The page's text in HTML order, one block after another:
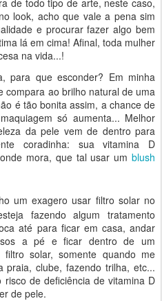
de todo tipo de arte, neste caso,
look, acho que vale a pena sim
e procurar fazer algo bem
lá em cima! Afinal, toda mulher
na vida...!
para que esconder? Em minha
compara ao brilho natural de uma
é tão bonita assim, a chance de
só aumenta... Melhor
da pele vem de dentro para
coradinha: sua vitamina D
mora, que tal usar um blush
um exagero usar filtro solar no
fazendo algum tratamento
até para ficar em casa, andar
a pé e ficar dentro de um
solar, somente quando me
praia, clube, fazendo trilha, etc...
de deficiência de vitamina D
de pele.